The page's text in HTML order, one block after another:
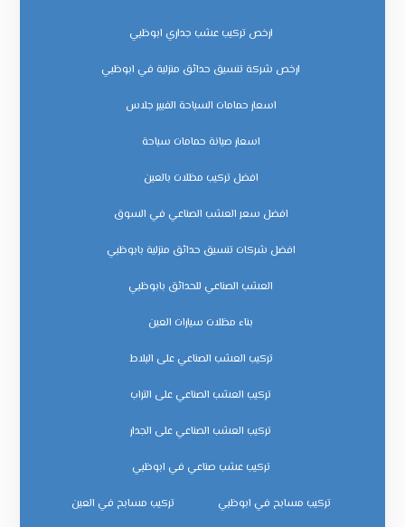
ارخص تركيب عشب جداري ابوظبي
ارخص شركة تنسيق حدائق منزلية في ابوظبي
اسعار حمامات السباحة الفيبر جلاس
اسعار صيانة حمامات سباحة
افضل تركيب مظلات بالعين
افضل سعر العشب الصناعي في السوق
افضل شركات تنسيق حدائق منزلية بابوظبي
العشب الصناعي للحدائق بابوظبي
بناء مظلات سيارات العين
تركيب العشب الصناعي على البلاط
تركيب العشب الصناعي على التراب
تركيب العشب الصناعي على الجدار
تركيب عشب صناعي في ابوظبي
تركيب مسابح في ابوظبي تركيب مسابح في العين